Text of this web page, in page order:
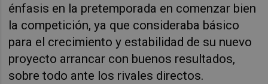
énfasis en la pretemporada en comenzar bien
la competición, ya que consideraba básico
para el crecimiento y estabilidad de su nuevo
proyecto arrancar con buenos resultados,
sobre todo ante los rivales directos.